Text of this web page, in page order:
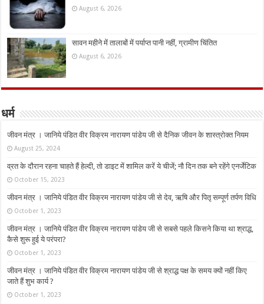
August 6, 2026
सावन महीने में तालाबों में पर्याप्त पानी नहीं, ग्रामीण चिंतित
August 6, 2026
धर्म
जीवन मंत्र । जानिये पंडित वीर विक्रम नारायण पांडेय जी से दैनिक जीवन के शास्त्रोक्त नियम
August 25, 2024
व्रत के दौरान रहना चाहते हैं हेल्दी, तो डाइट में शामिल करें ये चीजें; नौ दिन तक बने रहेंगे एनर्जेटिक
October 15, 2023
जीवन मंत्र । जानिये पंडित वीर विक्रम नारायण पांडेय जी से देव, ऋषि और पितृ सम्पूर्ण तर्पण विधि
October 1, 2023
जीवन मंत्र । जानिये पंडित वीर विक्रम नारायण पांडेय जी से सबसे पहले किसने किया था श्राद्ध,
कैसे शुरू हुई ये परंपरा?
October 1, 2023
जीवन मंत्र । जानिये पंडित वीर विक्रम नारायण पांडेय जी से श्राद्ध पक्ष के समय क्यों नहीं किए
जाते हैं शुभ कार्य ?
October 1, 2023